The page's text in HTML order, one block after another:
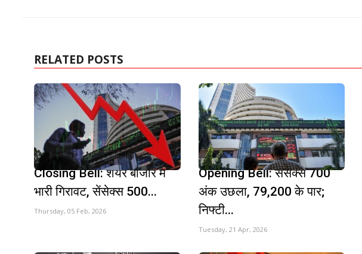
RELATED POSTS
Closing Bell: शेयर बाजार में
भारी गिरावट, सेंसेक्स 500...
Thursday, 05 Feb, 2026
Opening Bell: सेंसेक्स 700
अंक उछला, 79,200 के पार;
निफ्टी...
Tuesday, 21 Apr, 2026